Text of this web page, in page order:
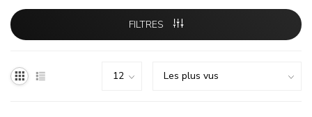
FILTRES